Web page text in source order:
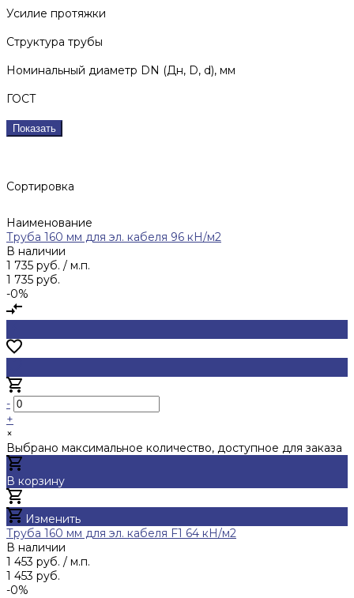
Усилие протяжки
Структура трубы
Номинальный диаметр DN (Дн, D, d), мм
ГОСТ
Показать
Сортировка
Наименование
Труба 160 мм для эл. кабеля 96 кН/м2
В наличии
1 735 руб. / м.п.
1 735 руб.
-0%
-
+
×
Выбрано максимальное количество, доступное для заказа
В корзину
Изменить
Труба 160 мм для эл. кабеля F1 64 кН/м2
В наличии
1 453 руб. / м.п.
1 453 руб.
-0%